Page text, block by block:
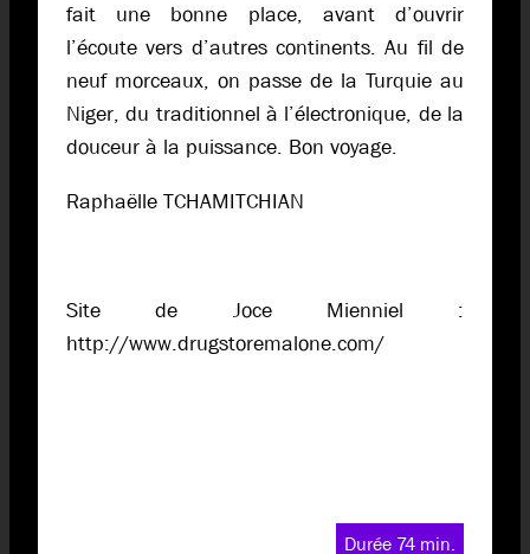
fait une bonne place, avant d’ouvrir
l’écoute vers d’autres continents. Au fil de
neuf morceaux, on passe de la Turquie au
Niger, du traditionnel à l’électronique, de la
douceur à la puissance. Bon voyage.
Raphaëlle TCHAMITCHIAN
Site de Joce Mienniel :
http://www.drugstoremalone.com/
Durée 74 min.